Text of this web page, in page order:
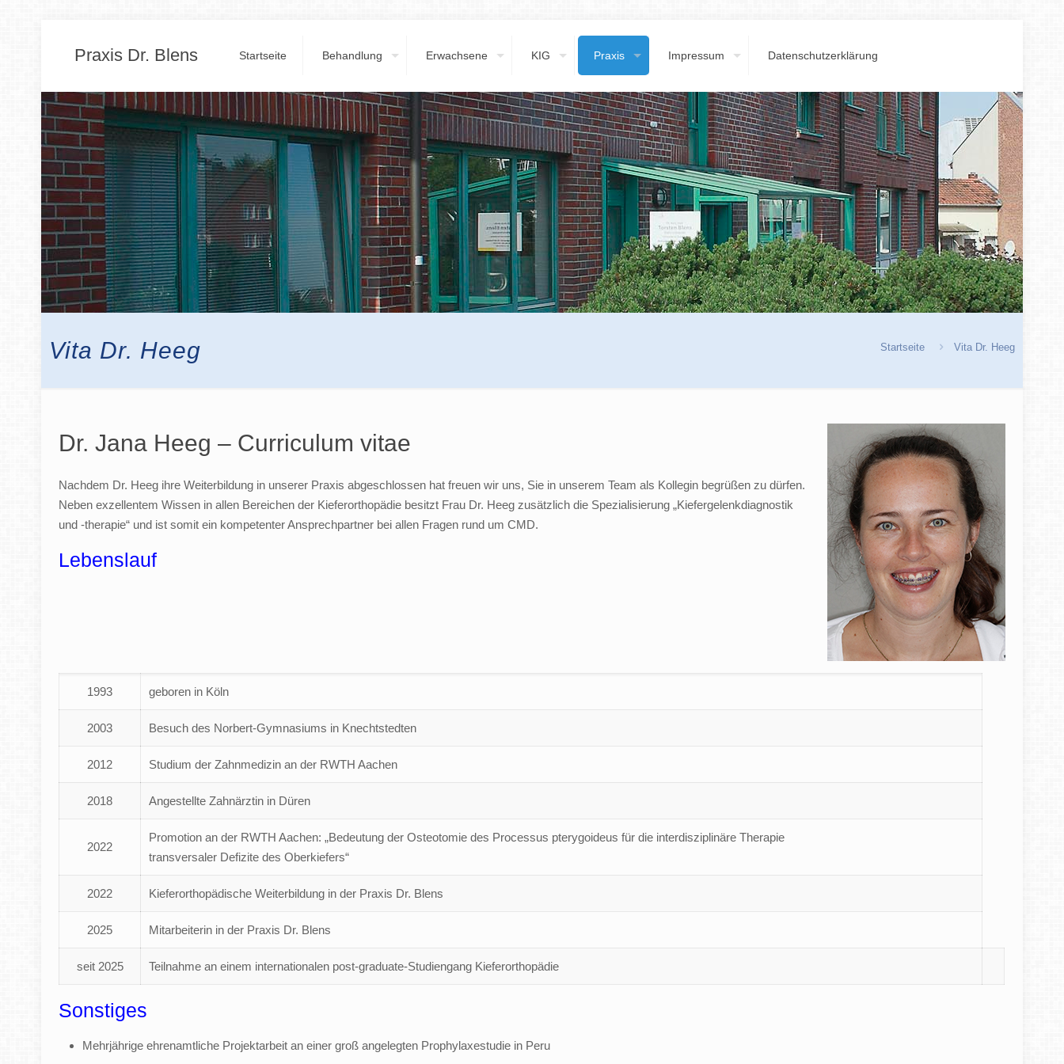
Praxis Dr. Blens Startseite Behandlung Erwachsene KIG Praxis Impressum Datenschutzerklärung
Vita Dr. Heeg Startseite Vita Dr. Heeg
Dr. Jana Heeg – Curriculum vitae
Nachdem Dr. Heeg ihre Weiterbildung in unserer Praxis abgeschlossen hat freuen wir uns, Sie in unserem Team als Kollegin begrüßen zu dürfen.
Neben exzellentem Wissen in allen Bereichen der Kieferorthopädie besitzt Frau Dr. Heeg zusätzlich die Spezialisierung „Kiefergelenkdiagnostik
und -therapie“ und ist somit ein kompetenter Ansprechpartner bei allen Fragen rund um CMD.
Lebenslauf
1993 geboren in Köln
2003 Besuch des Norbert-Gymnasiums in Knechtstedten
2012 Studium der Zahnmedizin an der RWTH Aachen
2018 Angestellte Zahnärztin in Düren
2022
Promotion an der RWTH Aachen: „Bedeutung der Osteotomie des Processus pterygoideus für die interdisziplinäre Therapie
transversaler Defizite des Oberkiefers“
2022 Kieferorthopädische Weiterbildung in der Praxis Dr. Blens
2025 Mitarbeiterin in der Praxis Dr. Blens
seit 2025 Teilnahme an einem internationalen post-graduate-Studiengang Kieferorthopädie
Sonstiges
Mehrjährige ehrenamtliche Projektarbeit an einer groß angelegten Prophylaxestudie in Peru